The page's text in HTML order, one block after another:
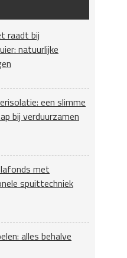
raadt bij
natuurlijke
een slimme
bij verduurzamen
met
spuittechniek
alles behalve